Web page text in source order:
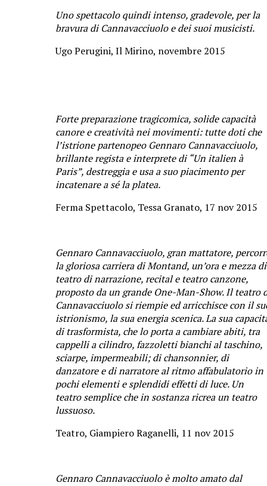
Uno spettacolo quindi intenso, gradevole, per la
bravura di Cannavacciuolo e dei suoi musicisti.
Ugo Perugini, Il Mirino, novembre 2015
Forte preparazione tragicomica, solide capacità
canore e creatività nei movimenti: tutte doti che
l’istrione partenopeo Gennaro Cannavacciuolo,
brillante regista e interprete di “Un italien à
Paris”, destreggia e usa a suo piacimento per
incatenare a sé la platea.
Ferma Spettacolo, Tessa Granato, 17 nov 2015
Gennaro Cannavacciuolo, gran mattatore,
la gloriosa carriera di Montand, un’ora e mezza di
teatro di narrazione, recital e teatro canzone,
proposto da un grande One-Man-Show. Il teatro
Cannavacciuolo si riempie ed arricchisce con il
istrionismo, la sua energia scenica. La sua
di trasformista, che lo porta a cambiare abiti, tra
cappelli a cilindro, fazzoletti bianchi al taschino,
sciarpe, impermeabili; di chansonnier, di
danzatore e di narratore al ritmo affabulatorio in
pochi elementi e splendidi effetti di luce. Un
teatro semplice che in sostanza ricrea un teatro
lussuoso.
Teatro, Giampiero Raganelli, 11 nov 2015
Gennaro Cannavacciuolo è molto amato dal